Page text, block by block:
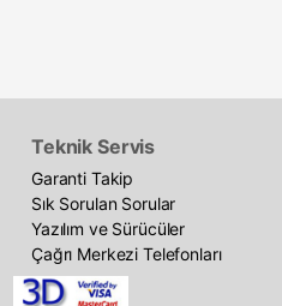
Teknik Servis
Garanti Takip
Sık Sorulan Sorular
Yazılım ve Sürücüler
Çağrı Merkezi Telefonları